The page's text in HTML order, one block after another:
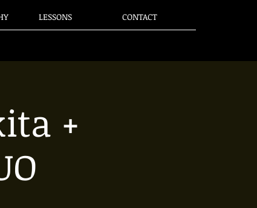
LESSONS CONTACT
+